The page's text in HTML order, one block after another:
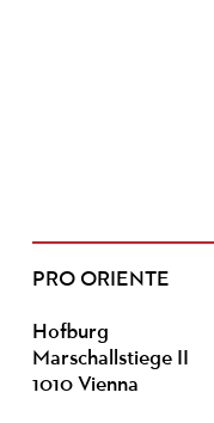
PRO ORIENTE
Hofburg
Marschallstiege II
1010 Vienna